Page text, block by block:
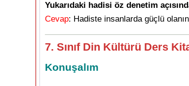
Yukarıdaki hadisi öz denetim
Cevap: Hadiste insanlarda güçlü
7. Sınıf Din Kültürü Ders
Konuşalım